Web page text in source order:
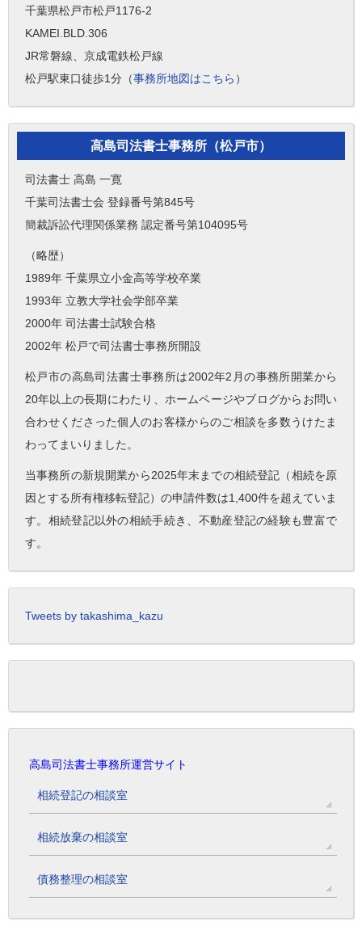
千葉県松戸市松戸1176-2
KAMEI.BLD.306
JR常磐線、京成電鉄松戸線
松戸駅東口徒歩1分（事務所地図はこちら ）
高島司法書士事務所（松戸市）
司法書士 高島 一寛
千葉司法書士会 登録番号第845号
簡裁訴訟代理関係業務 認定番号第104095号
（略歴）
1989年 千葉県立小金高等学校卒業
1993年 立教大学社会学部卒業
2000年 司法書士試験合格
2002年 松戸で司法書士事務所開設
松戸市の高島司法書士事務所は2002年2月の事務所開業から
20年以上の長期にわたり、ホームページやブログからお問い
合わせくださった個人のお客様からのご相談を多数うけたま
わってまいりました。
当事務所の新規開業から2025年末までの相続登記（相続を原
因とする所有権移転登記）の申請件数は1,400件を超えていま
す。相続登記以外の相続手続き、不動産登記の経験も豊富で
す。
Tweets by takashima_kazu
高島司法書士事務所運営サイト
相続登記の相談室
相続放棄の相談室
債務整理の相談室